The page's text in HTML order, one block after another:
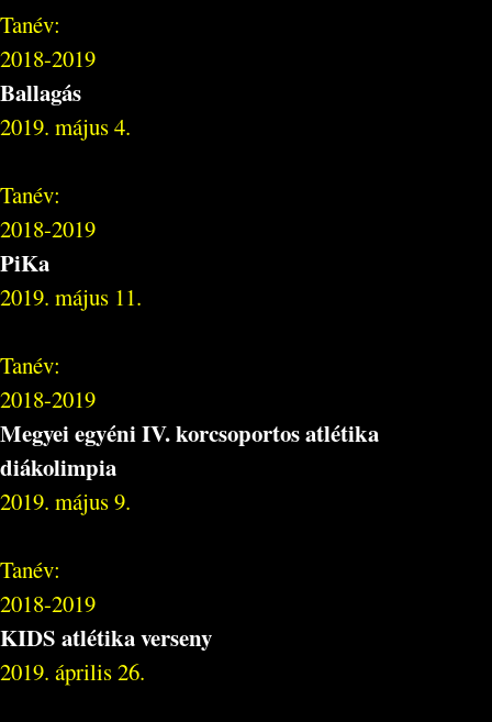
Tanév:
2018-2019
Ballagás
2019. május 4.
Tanév:
2018-2019
PiKa
2019. május 11.
Tanév:
2018-2019
Megyei egyéni IV. korcsoportos atlétika
diákolimpia
2019. május 9.
Tanév:
2018-2019
KIDS atlétika verseny
2019. április 26.